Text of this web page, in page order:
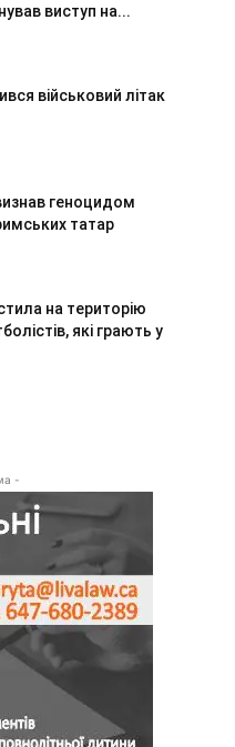
виступ на...
військовий літак
геноцидом
татар
на територію
які грають у
-